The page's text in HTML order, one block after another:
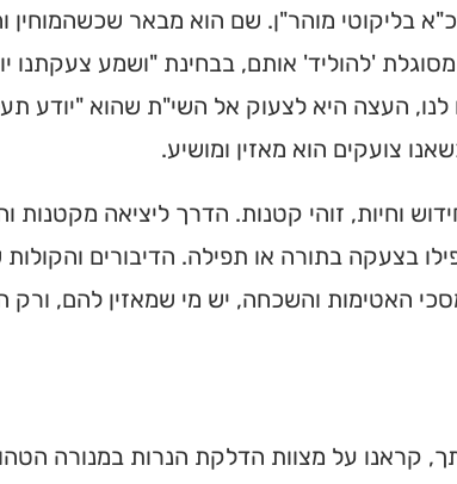
בליקוטי מוהר"ן. שם הוא מבאר שכשהמוחין
'להוליד' אותם, בבחינת "ושמע צעקתנו
העצה היא לצעוק אל השי"ת שהוא "יודע
צועקים הוא מאזין ומושיע.
וחיות, זוהי קטנות. הדרך ליציאה
בצעקה בתורה או תפילה. הדיבורים והקולות
האטימות והשכחה, יש מי שמאזין להם, ורק
קראנו על מצוות הדלקת הנרות במנורה